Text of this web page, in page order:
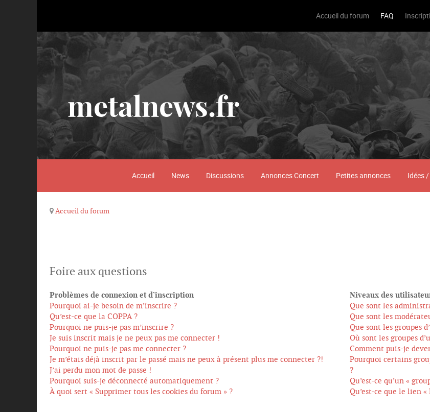
Accueil du forum FAQ
metalnews.fr
Accueil News Discussions Annonces Concert Petites annonces Idées
Accueil du forum
Foire aux questions
Problèmes de connexion et d’inscription
Pourquoi ai-je besoin de m’inscrire ?
Qu’est-ce que la COPPA ?
Pourquoi ne puis-je pas m’inscrire ?
Je suis inscrit mais je ne peux pas me connecter !
Pourquoi ne puis-je pas me connecter ?
Je m’étais déjà inscrit par le passé mais ne peux à présent plus me connecter ?!
J’ai perdu mon mot de passe !
Pourquoi suis-je déconnecté automatiquement ?
À quoi sert « Supprimer tous les cookies du forum » ?
Niveaux des
Que sont les
Que sont les
Que sont les groupes
Où sont les groupes
Comment puis-je
Pourquoi certains
?
Qu’est-ce qu’un «
Qu’est-ce que le lien «